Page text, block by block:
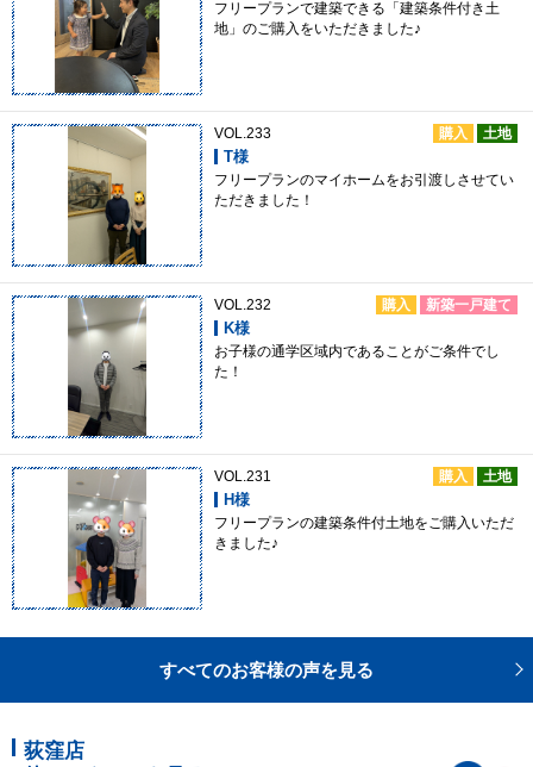
フリープランで建築できる「建築条件付き土
地」のご購入をいただきました♪
VOL.233 購入 土地
T様
フリープランのマイホームをお引渡しさせてい
ただきました！
VOL.232 購入 新築一戸建て
K様
お子様の通学区域内であることがご条件でし
た！
VOL.231 購入 土地
H様
フリープランの建築条件付土地をご購入いただ
きました♪
すべてのお客様の声を見る
荻窪店